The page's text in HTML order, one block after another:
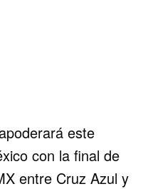
este
con la final de
entre Cruz Azul y